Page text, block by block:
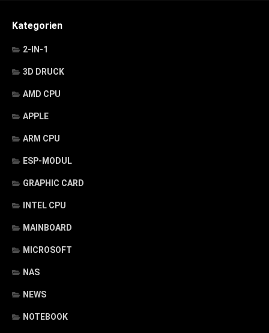
Kategorien
2-IN-1
3D DRUCK
AMD CPU
APPLE
ARM CPU
ESP-MODUL
GRAPHIC CARD
INTEL CPU
MAINBOARD
MICROSOFT
NAS
NEWS
NOTEBOOK